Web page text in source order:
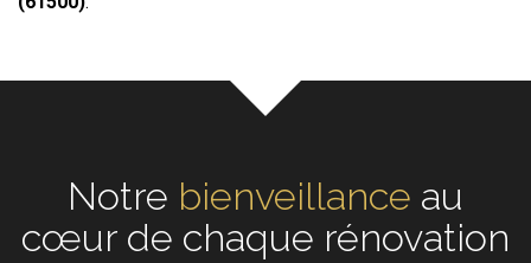
Notreécouteau cœur de
chaque rénovation